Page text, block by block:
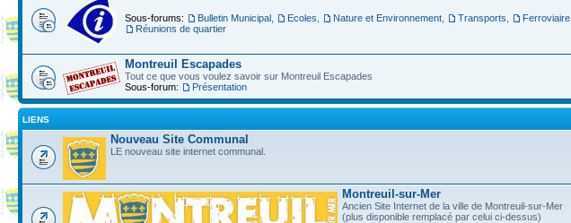
Sous-forums: Bulletin Municipal Ecoles Nature et Environnement Transports Ferroviaire
Réunions de quartier
Montreuil Escapades
Tout ce que vous voulez savoir sur Montreuil Escapades
Sous-forum:
Présentation
LIENS
Nouveau Site Communal
LE nouveau site internet communal.
Montreuil-sur-Mer
Ancien Site Internet de la ville de Montreuil-sur-Mer
(plus disponible remplacé par celui ci-dessus)